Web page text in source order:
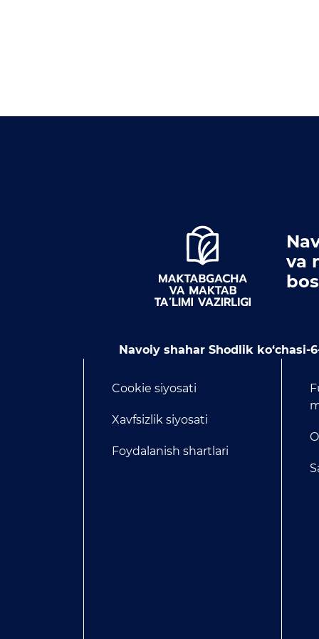
va
Navoiy shahar Shodlik ko‘chasi-
Cookie siyosati
Xavfsizlik siyosati
Foydalanish shartlari